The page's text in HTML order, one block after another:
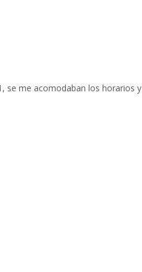
se me acomodaban los horarios y